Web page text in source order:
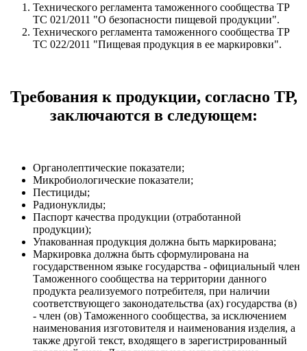
Технического регламента таможенного сообщества ТР
ТС 021/2011 "О безопасности пищевой продукции".
Технического регламента таможенного сообщества ТР
ТС 022/2011 "Пищевая продукция в ее маркировки".
Требования к продукции, согласно ТР,
заключаются в следующем:
Органолептические показатели;
Микробиологические показатели;
Пестициды;
Радионуклиды;
Паспорт качества продукции (отработанной
продукции);
Упакованная продукция должна быть маркирована;
Маркировка должна быть сформулирована на
государственном языке государства - официальный член
Таможенного сообщества на территории данного
продукта реализуемого потребителя, при наличии
соответствующего законодательства (ах) государства (в)
- член (ов) Таможенного сообщества, за исключением
наименования изготовителя и наименования изделия, а
также другой текст, входящего в зарегистрированный